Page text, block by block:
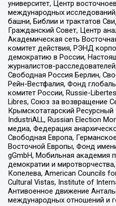
университет, Центр
международных
башни, Библии и трактатов
Гражданский Совет, Центр
Академическая сеть
комитет действия, РЭНД
демократию в России,
журналистов-
Свободная Россия Берлин,
Рейн-Вестфалия, Фонд
комитет России, Russie-
Libres, Союз за возвращение
Крымскотатарский
IndustriALL, Russian Election
медиа, Федерация
Свободная Европа,
Восточной Европы, Фонд
gGmbH, Мобильная академия
демократии и
Копелева, American Councils
Cultural Vistas, Institute of
Антивоенное движение
международных отношений и